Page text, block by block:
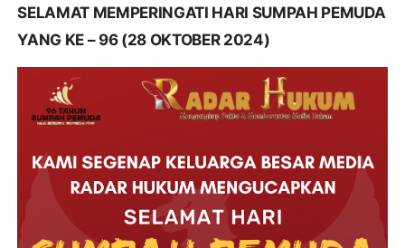
SELAMAT MEMPERINGATI HARI SUMPAH PEMUDA
YANG KE – 96 (28 OKTOBER 2024)